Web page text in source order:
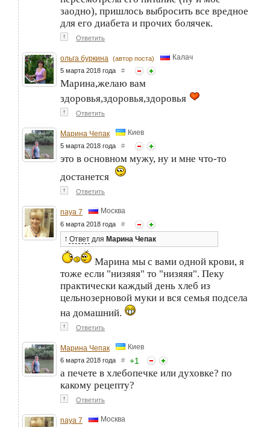
заодно), пришлось выбросить все вредное
для его диабета и прочих болячек.
↑ Ответить
ольга буркина (автор поста) Калач
5 марта 2018 года #
Марина,желаю вам
здоровья,здоровья,здоровья
↑ Ответить
Марина Чепак Киев
5 марта 2018 года #
это в основном мужу, ну и мне что-то
достанется
↑ Ответить
naya 7 Москва
6 марта 2018 года #
↑ Ответ для Марина Чепак
Марина мы с вами одной крови, я
тоже если "низяяя" то "низяяя". Пеку
практически каждый день хлеб из
цельнозерновой муки и вся семья подсела
на домашний.
↑ Ответить
Марина Чепак Киев
6 марта 2018 года # +1
а печете в хлебопечке или духовке? по
какому рецепту?
↑ Ответить
naya 7 Москва